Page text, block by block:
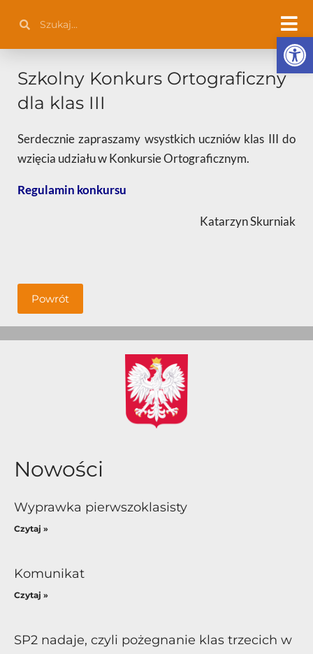
treści
Szkolny Konkurs Ortograficzny
dla klas III
Serdecznie zapraszamy wsystkich uczniów klas III do
wzięcia udziału w Konkursie Ortograficznym.
Regulamin konkursu
Katarzyn Skurniak
Powrót
Nowości
Wyprawka pierwszoklasisty
Czytaj »
Komunikat
Czytaj »
SP2 nadaje, czyli pożegnanie klas trzecich w